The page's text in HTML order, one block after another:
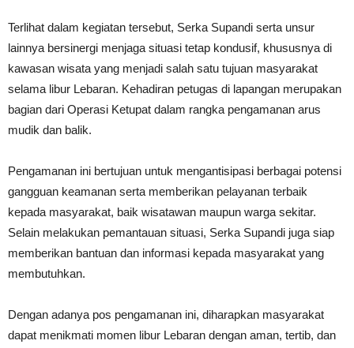
Terlihat dalam kegiatan tersebut, Serka Supandi serta unsur
lainnya bersinergi menjaga situasi tetap kondusif, khususnya di
kawasan wisata yang menjadi salah satu tujuan masyarakat
selama libur Lebaran. Kehadiran petugas di lapangan merupakan
bagian dari Operasi Ketupat dalam rangka pengamanan arus
mudik dan balik.
Pengamanan ini bertujuan untuk mengantisipasi berbagai potensi
gangguan keamanan serta memberikan pelayanan terbaik
kepada masyarakat, baik wisatawan maupun warga sekitar.
Selain melakukan pemantauan situasi, Serka Supandi juga siap
memberikan bantuan dan informasi kepada masyarakat yang
membutuhkan.
Dengan adanya pos pengamanan ini, diharapkan masyarakat
dapat menikmati momen libur Lebaran dengan aman, tertib, dan